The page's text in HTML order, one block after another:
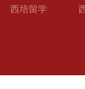
西培留学